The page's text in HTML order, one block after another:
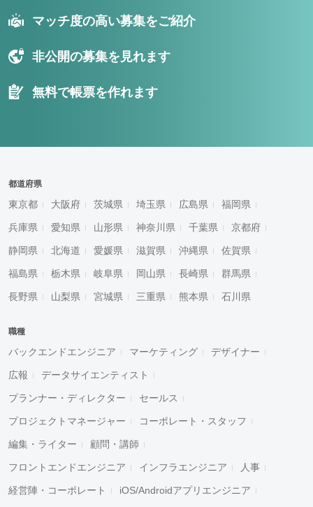
マッチ度の高い募集をご紹介
非公開の募集を見れます
無料で帳票を作れます
都道府県
東京都 大阪府 茨城県 埼玉県 広島県 福岡県
兵庫県 愛知県 山形県 神奈川県 千葉県 京都府
静岡県 北海道 愛媛県 滋賀県 沖縄県 佐賀県
福島県 栃木県 岐阜県 岡山県 長崎県 群馬県
長野県 山梨県 宮城県 三重県 熊本県 石川県
職種
バックエンドエンジニア マーケティング デザイナー
広報 データサイエンティスト
プランナー・ディレクター セールス
プロジェクトマネージャー コーポレート・スタッフ
編集・ライター 顧問・講師
フロントエンドエンジニア インフラエンジニア 人事
経営陣・コーポレート iOS/Androidアプリエンジニア